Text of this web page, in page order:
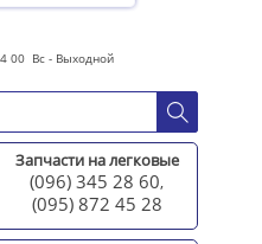
00 Вс - Выходной
Запчасти на легковые
(096) 345 28 60,
(095) 872 45 28